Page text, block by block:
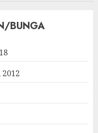
BUNGA